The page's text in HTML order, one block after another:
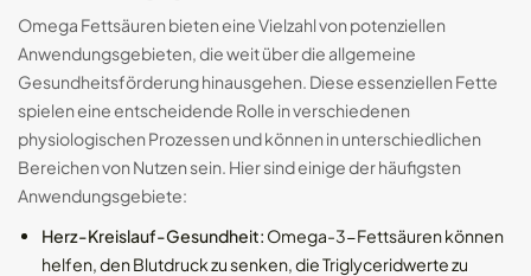
Omega Fettsäuren bieten eine Vielzahl von potenziellen
Anwendungsgebieten, die weit über die allgemeine
Gesundheitsförderung hinausgehen. Diese essenziellen Fette
spielen eine entscheidende Rolle in verschiedenen
physiologischen Prozessen und können in unterschiedlichen
Bereichen von Nutzen sein. Hier sind einige der häufigsten
Anwendungsgebiete:
Herz-Kreislauf-Gesundheit: Omega-3-Fettsäuren können
helfen, den Blutdruck zu senken, die Triglyceridwerte zu